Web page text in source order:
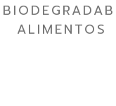
ALIMENTOS